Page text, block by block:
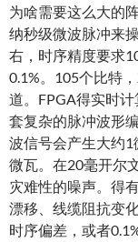
为啥需要这么大的
纳秒级微波脉冲来
右，时序精度要求
0.1%。105个比特
道。FPGA得实时
套复杂的脉冲波形
波信号会产生大约
微瓦。在20毫开尔
灾难性的噪声。得
漂移、线缆阻抗变
时序偏差，或者